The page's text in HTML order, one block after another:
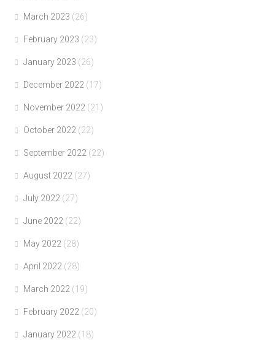
March 2023 (26)
February 2023 (23)
January 2023 (26)
December 2022 (17)
November 2022 (21)
October 2022 (22)
September 2022 (22)
August 2022 (27)
July 2022 (27)
June 2022 (22)
May 2022 (28)
April 2022 (28)
March 2022 (19)
February 2022 (20)
January 2022 (18)